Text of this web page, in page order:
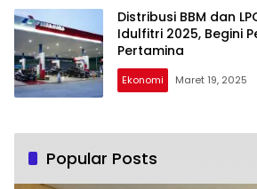
Distribusi BBM dan
Idulfitri 2025, Begini
Pertamina
Ekonomi Maret 19, 2025
Popular Posts